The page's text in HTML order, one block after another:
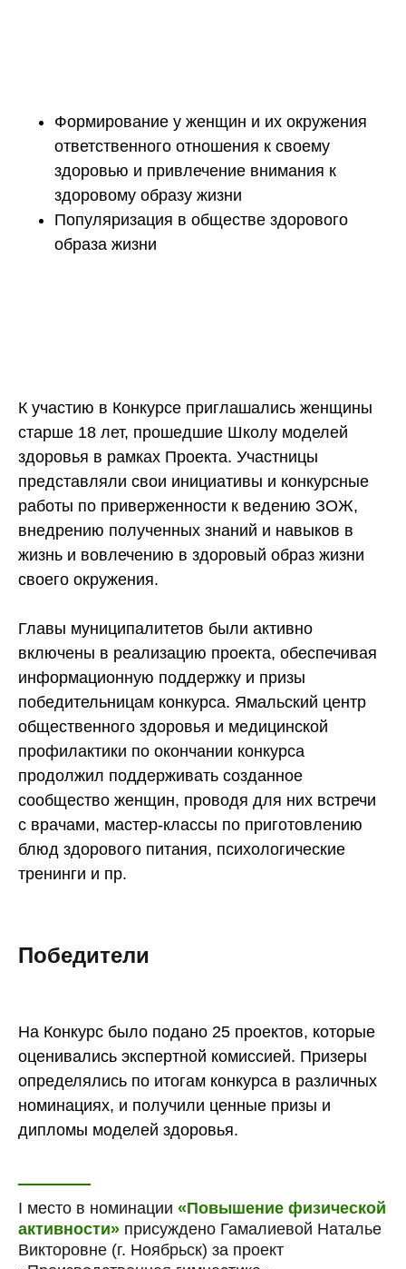
Формирование у женщин и их окружения
ответственного отношения к своему
здоровью и привлечение внимания к
здоровому образу жизни
Популяризация в обществе здорового
образа жизни
К участию в Конкурсе приглашались женщины
старше 18 лет, прошедшие Школу моделей
здоровья в рамках Проекта. Участницы
представляли свои инициативы и конкурсные
работы по приверженности к ведению ЗОЖ,
внедрению полученных знаний и навыков в
жизнь и вовлечению в здоровый образ жизни
своего окружения.
Главы муниципалитетов были активно
включены в реализацию проекта, обеспечивая
информационную поддержку и призы
победительницам конкурса. Ямальский центр
общественного здоровья и медицинской
профилактики по окончании конкурса
продолжил поддерживать созданное
сообщество женщин, проводя для них встречи
с врачами, мастер-классы по приготовлению
блюд здорового питания, психологические
тренинги и пр.
Победители
На Конкурс было подано 25 проектов, которые
оценивались экспертной комиссией. Призеры
определялись по итогам конкурса в различных
номинациях, и получили ценные призы и
дипломы моделей здоровья.
I место в номинации «Повышение физической
активности» присуждено Гамалиевой Наталье
Викторовне (г. Ноябрьск) за проект